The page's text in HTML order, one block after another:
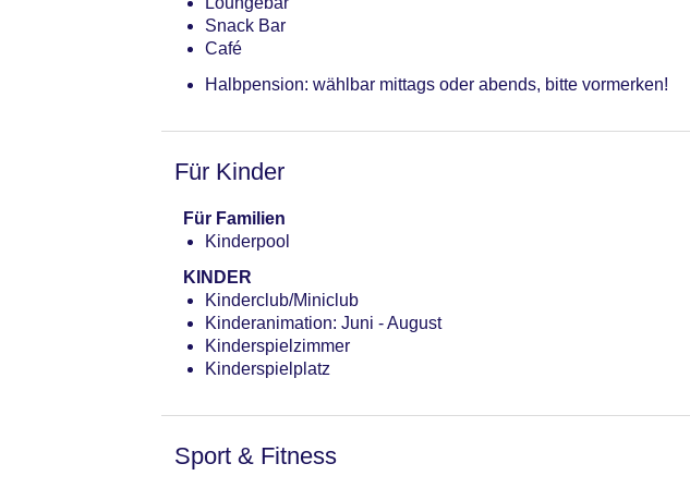
Snack Bar
Café
Halbpension: wählbar mittags oder abends, bitte vormerken!
Für Kinder
Für Familien
Kinderpool
KINDER
Kinderclub/Miniclub
Kinderanimation: Juni - August
Kinderspielzimmer
Kinderspielplatz
Sport & Fitness